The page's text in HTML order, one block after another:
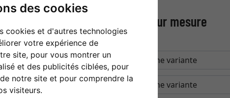
des cookies
cookies et d'autres technologies
votre expérience de
site, pour vous montrer un
et des publicités ciblées, pour
notre site et pour comprendre la
visiteurs.
Cadre en bois Macmac sur mesure
couleur
type de verre